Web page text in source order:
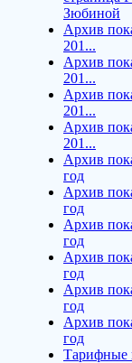
Зюбиной
Архив
201...
Архив
201...
Архив
201...
Архив
201...
Архив
год
Архив
год
Архив
год
Архив
год
Архив
год
Архив
год
Тарифные